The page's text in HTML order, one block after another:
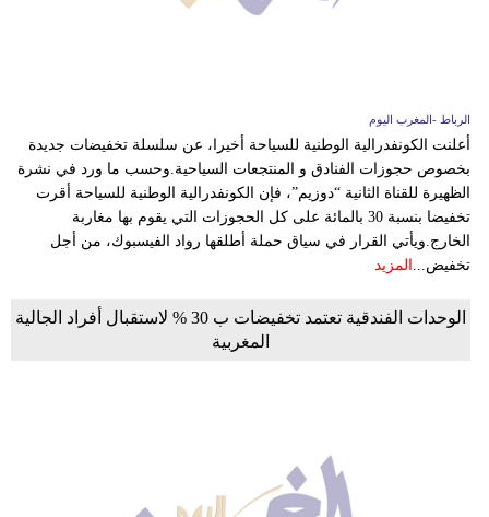
الرباط -المغرب اليوم
أعلنت الكونفدرالية الوطنية للسياحة أخيرا، عن سلسلة تخفيضات جديدة
بخصوص حجوزات الفنادق و المنتجعات السياحية.وحسب ما ورد في نشرة
الظهيرة للقناة الثانية “دوزيم”، فإن الكونفدرالية الوطنية للسياحة أقرت
تخفيضا بنسبة 30 بالمائة على كل الحجوزات التي يقوم بها مغاربة
الخارج.ويأتي القرار في سياق حملة أطلقها رواد الفيسبوك، من أجل
تخفيض... المزيد
الوحدات الفندقية تعتمد تخفيضات ب 30 % لاستقبال أفراد الجالية
المغربية